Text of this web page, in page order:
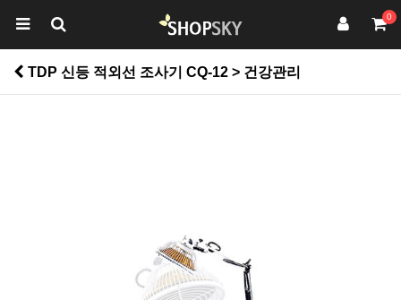
0
TDP 신등 적외선 조사기 CQ-12 > 건강관리